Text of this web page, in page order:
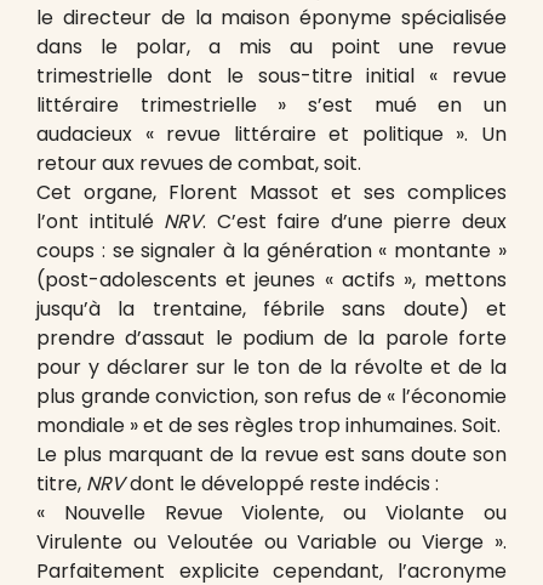
le directeur de la maison éponyme spécialisée
dans le polar, a mis au point une revue
trimestrielle dont le sous-titre initial « revue
littéraire trimestrielle » s’est mué en un
audacieux « revue littéraire et politique ». Un
retour aux revues de combat, soit.
Cet organe, Florent Massot et ses complices
l’ont intitulé NRV. C’est faire d’une pierre deux
coups : se signaler à la génération « montante »
(post-adolescents et jeunes « actifs », mettons
jusqu’à la trentaine, fébrile sans doute) et
prendre d’assaut le podium de la parole forte
pour y déclarer sur le ton de la révolte et de la
plus grande conviction, son refus de « l’économie
mondiale » et de ses règles trop inhumaines. Soit.
Le plus marquant de la revue est sans doute son
titre, NRVdont le développé reste indécis :
« Nouvelle Revue Violente, ou Violante ou
Virulente ou Veloutée ou Variable ou Vierge ».
Parfaitement explicite cependant, l’acronyme